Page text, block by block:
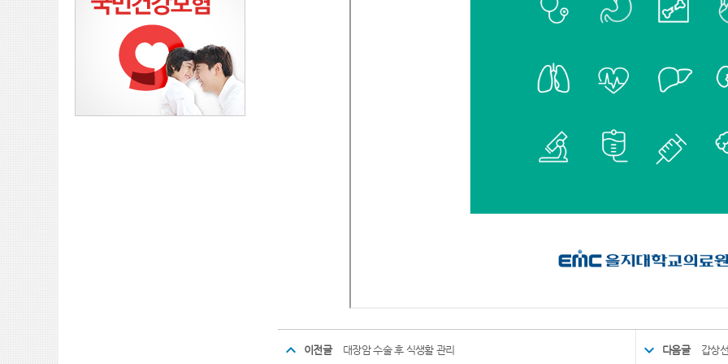
이전글 대장암 수술 후 식생활 관리 다음글 갑상